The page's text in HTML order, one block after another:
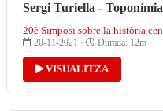
Sergi Turiella -
20è Simposi sobre la història
20-11-2021 · Durada: 12m
VISUALITZA